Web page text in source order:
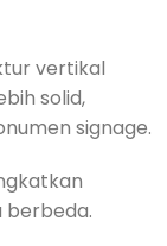
vertikal
solid,
signage.
berbeda.